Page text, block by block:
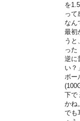
を
って
なん
最初
うと
った
逆に
い？
ボー
下で
かね
でも